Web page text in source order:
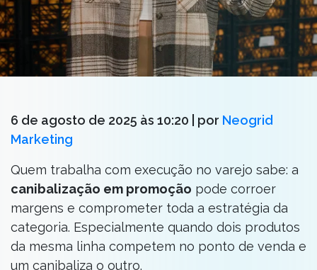
6 de agosto de 2025 às 10:20 | por Neogrid
Marketing
Quem trabalha com execução no varejo sabe: a
canibalização em promoção pode corroer
margens e comprometer toda a estratégia da
categoria. Especialmente quando dois produtos
da mesma linha competem no ponto de venda e
um canibaliza o outro.